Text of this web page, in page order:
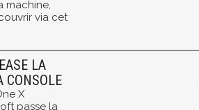
machine,
via cet
LA
CONSOLE
X
passe la